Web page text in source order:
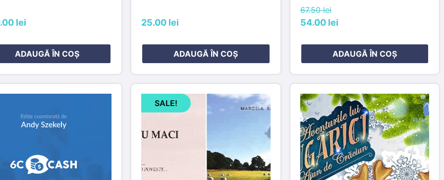
lei
ADAUGĂ ÎN COȘ
25.00 lei
ADAUGĂ ÎN COȘ
67.50 lei
54.00 lei
ADAUGĂ ÎN COȘ
SALE!